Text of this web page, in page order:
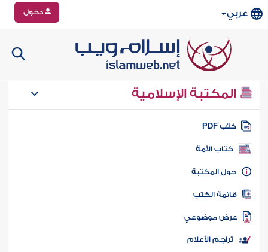
عربي دخول
المكتبة الإسلامية
كتب PDF
كتاب الأمة
المكتبة
الكتب
موضوعي